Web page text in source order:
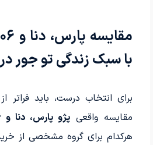
با سبک زندگی تو جور
برای انتخاب درست، باید فراتر
مقایسه واقعی پژو پارس، دنا و ۲۰۶
هرکدام برای گروه مشخصی از